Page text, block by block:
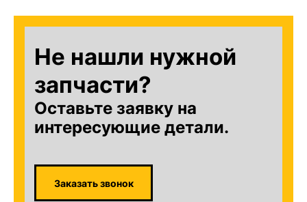
Не нашли нужной
запчасти?
Оставьте заявку на
интересующие детали.
Заказать звонок